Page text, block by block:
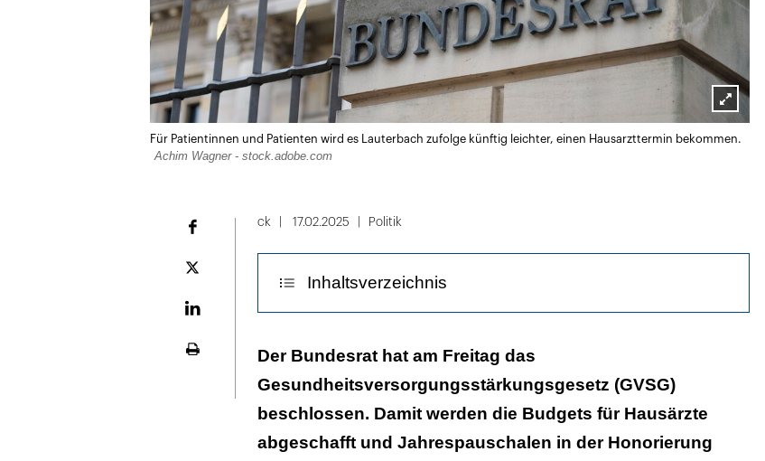
Lightbox
öffnen
Für Patientinnen und Patienten wird es Lauterbach zufolge künftig leichter, einen Hausarzttermin bekommen.
Achim Wagner - stock.adobe.com
Plattform
ck 17.02.2025 Politik
Inhaltsverzeichnis
Das GVSG im Überblick
Der Bundesrat hat am Freitag das
Gesundheitsversorgungsstärkungsgesetz (GVSG)
beschlossen. Damit werden die Budgets für Hausärzte
abgeschafft und Jahrespauschalen in der Honorierung